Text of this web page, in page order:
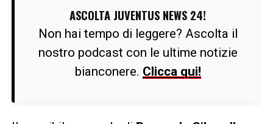
ASCOLTA JUVENTUS NEWS 24!
Non hai tempo di leggere? Ascolta il
nostro podcast con le ultime notizie
bianconere. Clicca qui!